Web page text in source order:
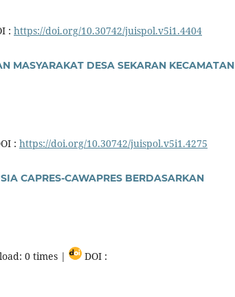
: https://doi.org/10.30742/juispol.v5i1.4404
MASYARAKAT DESA SEKARAN KECAMATAN
: https://doi.org/10.30742/juispol.v5i1.4275
CAPRES-CAWAPRES BERDASARKAN
0 times |
DOI :